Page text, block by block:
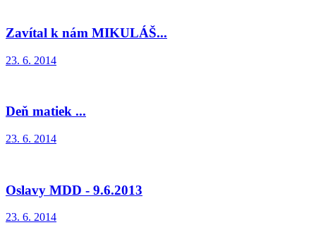
Zavítal k nám MIKULÁŠ...
23. 6. 2014
Deň matiek ...
23. 6. 2014
Oslavy MDD - 9.6.2013
23. 6. 2014